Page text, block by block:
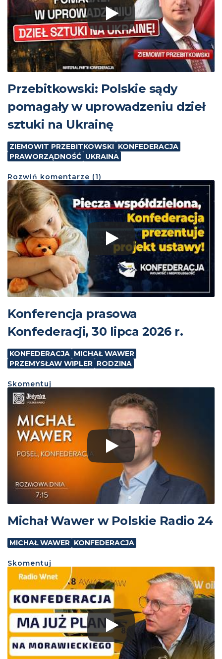
Przebitkowski: Polskie sądy
pomagały w uprowadzeniu dzieł
sztuki na Ukrainę
ZIEMOWIT PRZEBITKOWSKI KONFEDERACJA
PRAWORZĄDNOŚĆ UKRAINA
Rozwiń komentarze (1)
Konferencja prasowa
Konfederacji, 30 lipca 2026 r.
KONFEDERACJA MICHAŁ WAWER
PRZEMYSŁAW WIPLER RODZINA
Skomentuj
Michał Wawer w Polskie Radio 24
MICHAŁ WAWER KONFEDERACJA
Skomentuj